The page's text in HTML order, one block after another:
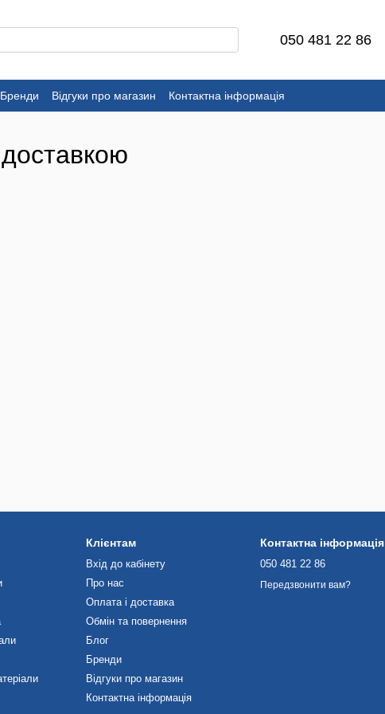
050 481 22 86
Бренди Відгуки про магазин Контактна інформація
Клієнтам
Вхід до кабінету
Про нас
Оплата і доставка
Обмін та повернення
Блог
Бренди
Відгуки про магазин
Контактна інформація
Контактна інформація
050 481 22 86
Передзвонити вам?